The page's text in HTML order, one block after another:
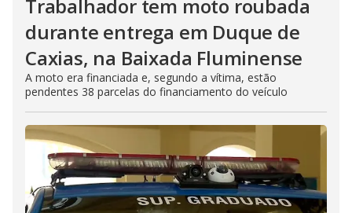
Trabalhador tem moto roubada
durante entrega em Duque de
Caxias, na Baixada Fluminense
A moto era financiada e, segundo a vítima, estão
pendentes 38 parcelas do financiamento do veículo